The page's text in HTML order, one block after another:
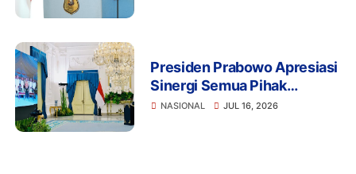
Presiden Prabowo Apresiasi
Sinergi Semua Pihak
Wujudkan Proyek LNG
NASIONAL JUL 16, 2026